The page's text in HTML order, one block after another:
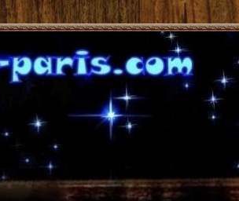
CHÚC